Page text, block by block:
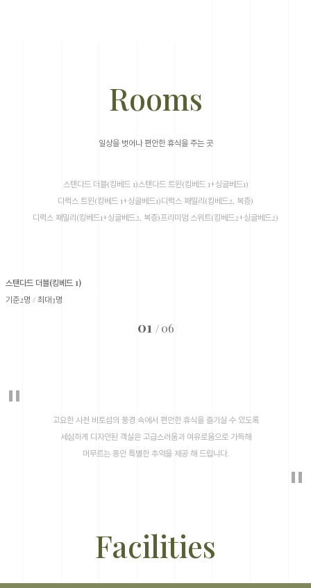
Rooms
일상을 벗어나 편안한 휴식을 주는 곳
스탠다드 더블(킹베드 1)
기준2명 / 최대3명
01 / 06
스탠다드 더블(킹베드 1)스탠다드 트윈(킹베드 1+싱글베드1)
디럭스 트윈(킹베드 1+싱글베드1)디럭스 패밀리(킹베드2, 복층)
디럭스 패밀리(킹베드1+싱글베드2, 복층)프리미엄 스위트(킹베드2+싱글베드2)
"
고요한 사천 비토섬의 풍경 속에서 편안한 휴식을 즐기실 수 있도록
세심하게 디자인된 객실은 고급스러움과 여유로움으로 가득해
머무르는 동안 특별한 추억을 제공 해 드립니다.
"
Facilities